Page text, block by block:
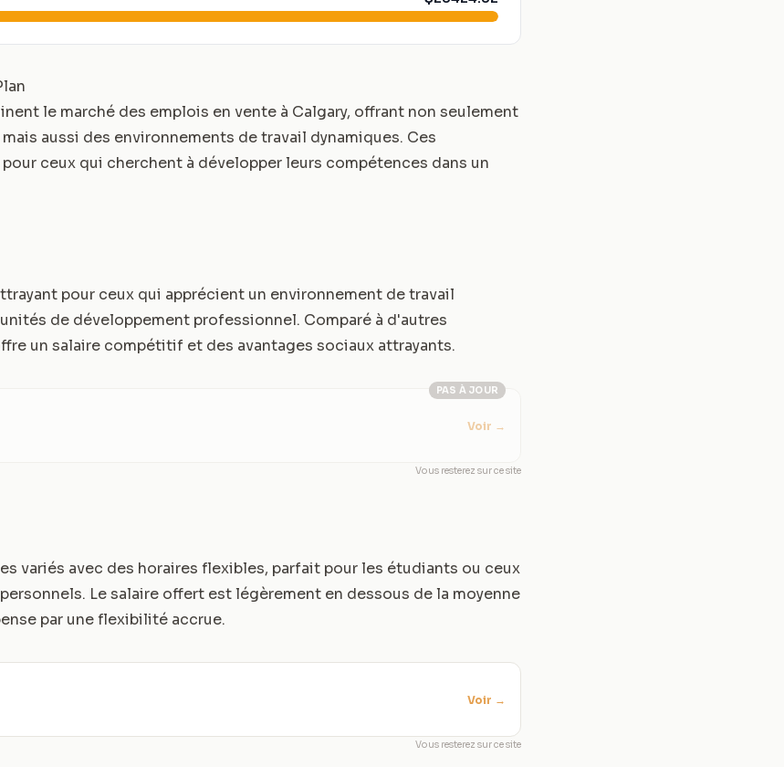
le marché des emplois en vente à Calgary, offrant non seulement
aussi des environnements de travail dynamiques. Ces
ceux qui cherchent à développer leurs compétences dans un
pour ceux qui apprécient un environnement de travail
de développement professionnel. Comparé à d'autres
un salaire compétitif et des avantages sociaux attrayants.
PAS À JOUR
Voir →
Vous resterez sur ce site
variés avec des horaires flexibles, parfait pour les étudiants ou ceux
Le salaire offert est légèrement en dessous de la moyenne
par une flexibilité accrue.
Voir →
Vous resterez sur ce site